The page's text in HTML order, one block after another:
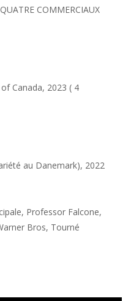
COMMERCIAUX
Canada, 2023 ( 4
au Danemark), 2022
Professor Falcone,
Bros, Tourné